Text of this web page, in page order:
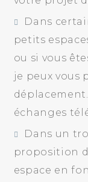
Dans
petits
ou si vous
je peux vous
échanges
Dans un
proposition
espace en